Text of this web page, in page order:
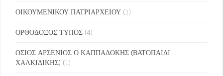
ΟΙΚΟΥΜΕΝΙΚΟΥ ΠΑΤΡΙΑΡΧΕΙΟΥ (1)
ΟΡΘΟΔΟΞΟΣ ΤΥΠΟΣ (4)
ΟΣΙΟΣ ΑΡΣΕΝΙΟΣ Ο ΚΑΠΠΑΔΟΚΗΣ (ΒΑΤΟΠΑΙΔΙ
ΧΑΛΚΙΔΙΚΗΣ) (1)